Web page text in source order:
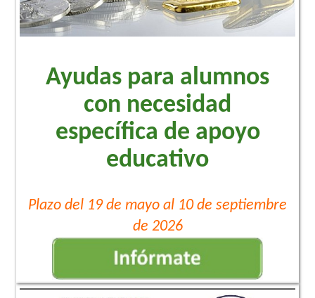
Ayudas para alumnos
con necesidad
específica de apoyo
educativo
Plazo del 19 de mayo al 10 de septiembre
de 2026